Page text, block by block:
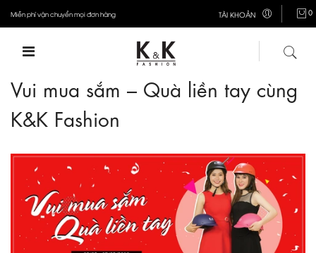
Miễn phí vận chuyển mọi đơn hàng TÀI KHOẢN 0
Vui mua sắm – Quà liền tay cùng
K&K Fashion